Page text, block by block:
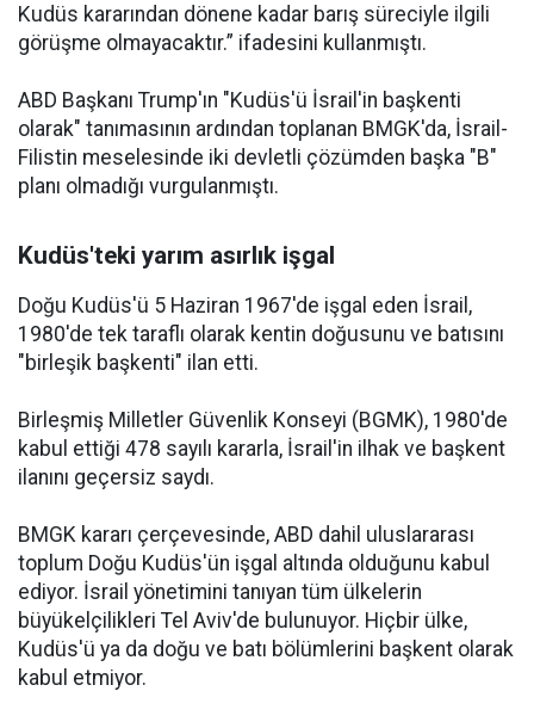
Kudüs kararından dönene kadar barış süreciyle ilgili
görüşme olmayacaktır.” ifadesini kullanmıştı.
ABD Başkanı Trump'ın "Kudüs'ü İsrail'in başkenti
olarak" tanımasının ardından toplanan BMGK'da, İsrail-
Filistin meselesinde iki devletli çözümden başka "B"
planı olmadığı vurgulanmıştı.
Kudüs'teki yarım asırlık işgal
Doğu Kudüs'ü 5 Haziran 1967'de işgal eden İsrail,
1980'de tek taraflı olarak kentin doğusunu ve batısını
"birleşik başkenti" ilan etti.
Birleşmiş Milletler Güvenlik Konseyi (BGMK), 1980'de
kabul ettiği 478 sayılı kararla, İsrail'in ilhak ve başkent
ilanını geçersiz saydı.
BMGK kararı çerçevesinde, ABD dahil uluslararası
toplum Doğu Kudüs'ün işgal altında olduğunu kabul
ediyor. İsrail yönetimini tanıyan tüm ülkelerin
büyükelçilikleri Tel Aviv'de bulunuyor. Hiçbir ülke,
Kudüs'ü ya da doğu ve batı bölümlerini başkent olarak
kabul etmiyor.